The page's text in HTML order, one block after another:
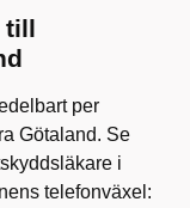
till
per
Götaland. Se
i
telefonväxel: